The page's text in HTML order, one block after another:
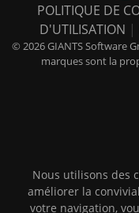
POLITIQUE DE
D'UTILISATION |
© 2026 GIANTS Software
marques sont la
Nous utilisons des
améliorer la
votre navigation,